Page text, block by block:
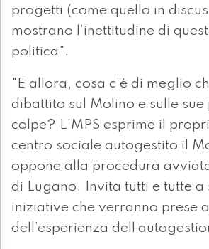
progetti (come quello in
mostrano l’inettitudine di
politica".
"E allora, cosa c’è di meglio
dibattito sul Molino e sulle sue
colpe? L’MPS esprime il
centro sociale autogestito il
oppone alla procedura
di Lugano. Invita tutti e tutte a
iniziative che verranno prese
dell’esperienza